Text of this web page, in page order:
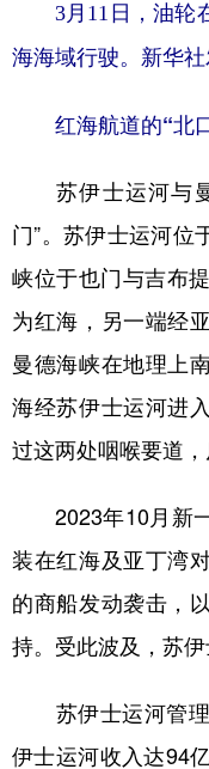
广东 广
四川 贵
陕西 甘
English
Русский язык
Deutsch
3月11日，油轮
海海域行驶。新华社
红海航道的“北
苏伊士运河与曼
门”。苏伊士运河位
峡位于也门与吉布
为红海，另一端经
曼德海峡在地理上
海经苏伊士运河进
过这两处咽喉要道，
2023年10月新一
装在红海及亚丁湾
的商船发动袭击，
持。受此波及，苏
苏伊士运河管理
伊士运河收入达94